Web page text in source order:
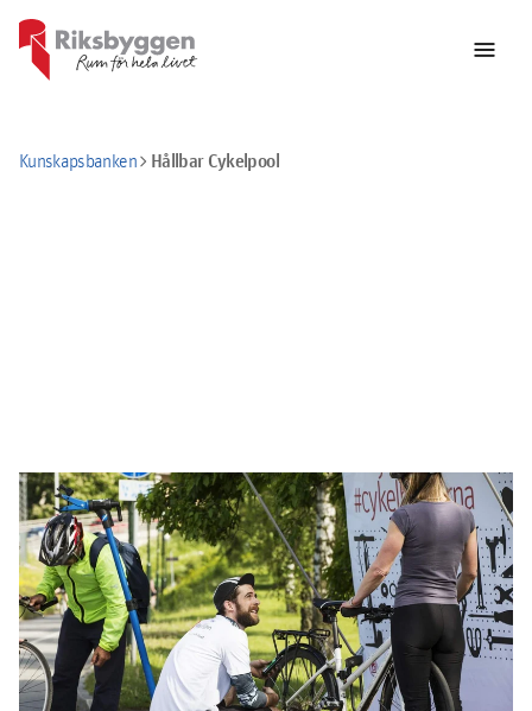
menu
Kunskapsbankenchevron_rightHållbar Cykelpool
Cykla mera
En bostadsrättsförening kan göra många saker
för att få de boende att cykla mer. Både för hälsan
och miljön. Börja med att fixa och rensa bort
gamla cyklar i cykelrummet. Kanske vill ni skaffa